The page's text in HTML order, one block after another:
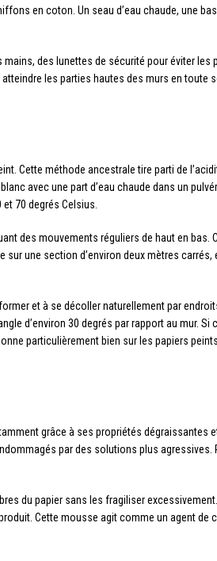
en coton. Un seau d’eau chaude, une
des lunettes de sécurité pour éviter
les parties hautes des murs en toute
Cette méthode ancestrale tire parti de
avec une part d’eau chaude dans un
70 degrés Celsius.
des mouvements réguliers de haut en bas.
sur une section d’environ deux mètres
et à se décoller naturellement par
d’environ 30 degrés par rapport au mur.
particulièrement bien sur les papiers
grâce à ses propriétés dégraissantes
par des solutions plus agressives.
du papier sans les fragiliser
Cette mousse agit comme un agent de